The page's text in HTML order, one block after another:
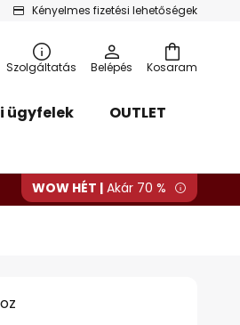
Kényelmes fizetési lehetőségek
Kosaram
Szolgáltatás Belépés
ügyfelek
OUTLET
WOW HÉT | Akár 70 %